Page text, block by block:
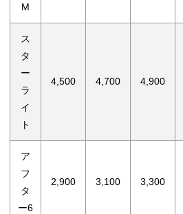
M
ス
タ
ー
ラ
イ
ト
4,500 4,700 4,900
ア
フ
タ
ー6
2,900 3,100 3,300